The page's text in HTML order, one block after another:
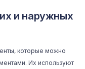
и наружных
которые можно
Их используют